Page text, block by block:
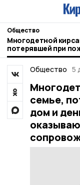
Общество
Многодетной
потерявшей при
операцию,
сопровождение
Общество 5
семье,
дом и